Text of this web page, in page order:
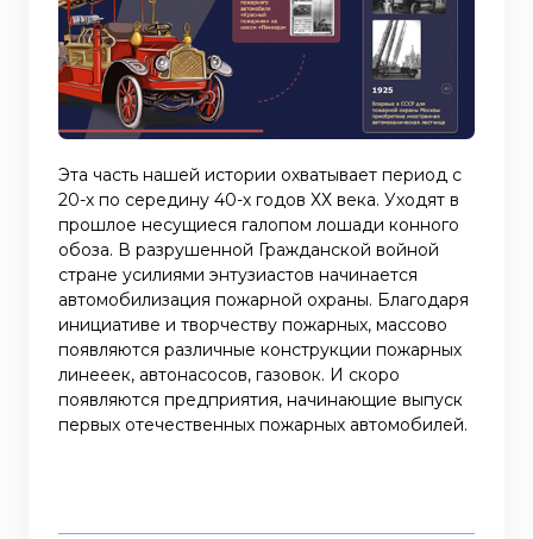
Эта часть нашей истории охватывает период с
20-х по середину 40-х годов ХХ века. Уходят в
прошлое несущиеся галопом лошади конного
обоза. В разрушенной Гражданской войной
стране усилиями энтузиастов начинается
автомобилизация пожарной охраны. Благодаря
инициативе и творчеству пожарных, массово
появляются различные конструкции пожарных
линееек, автонасосов, газовок. И скоро
появляются предприятия, начинающие выпуск
первых отечественных пожарных автомобилей.